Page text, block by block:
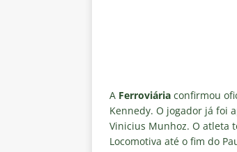
[ 6 de
NOTÍCIAS
[ 6 de
A Ferroviária confirmou
Kennedy. O jogador já foi
Vinicius Munhoz. O atleta
Locomotiva até o fim do